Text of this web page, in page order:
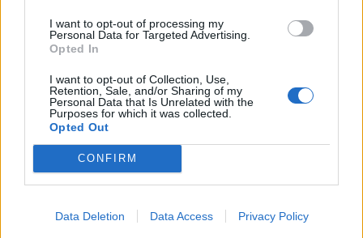
I want to opt-out of processing my
Personal Data for Targeted Advertising.
Opted In
I want to opt-out of Collection, Use,
Retention, Sale, and/or Sharing of my
Personal Data that Is Unrelated with the
Purposes for which it was collected.
Opted Out
CONFIRM
Data Deletion Data Access Privacy Policy